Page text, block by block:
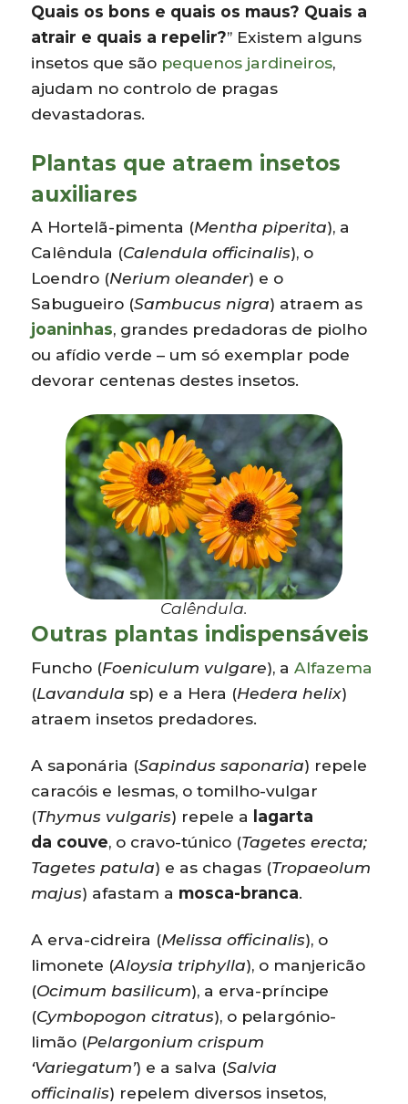
Quais os bons e quais os maus? Quais a
atrair e quais a repelir?” Existem alguns
insetos que são pequenos jardineiros,
ajudam no controlo de pragas
devastadoras.
Plantas que atraem insetos
auxiliares
A Hortelã-pimenta (Mentha piperita), a
Calêndula (Calendula officinalis), o
Loendro (Nerium oleander) e o
Sabugueiro (Sambucus nigra) atraem as
joaninhas, grandes predadoras de piolho
ou afídio verde – um só exemplar pode
devorar centenas destes insetos.
Calêndula.
Outras plantas indispensáveis
Funcho (Foeniculum vulgare), aAlfazema
(Lavandula sp) e a Hera (Hedera helix)
atraem insetos predadores.
A saponária (Sapindus saponaria) repele
caracóis e lesmas, o tomilho-vulgar
(Thymus vulgaris) repele a
lagarta
da couve, o cravo-túnico (Tagetes erecta;
Tagetes patula) e as chagas (Tropaeolum
majus) afastam a mosca-branca.
A erva-cidreira (Melissa officinalis), o
limonete (Aloysia triphylla), o manjericão
(Ocimum basilicum), a erva-príncipe
(Cymbopogon citratus), o pelargónio-
limão (Pelargonium crispum
‘Variegatum’) e a salva (Salvia
officinalis) repelem diversos insetos,